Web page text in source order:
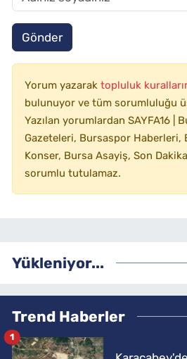
Gönder
Yorum yazarak topluluk
bulunuyor ve tüm sorumluluğu
Yazılan yorumlardan SAYFA16 |
Gazeteleri, Bursaspor Haberleri,
Konser, Bursa Asayiş, Son
sorumlu tutulamaz.
Yükleniyor...
Trend Haberler
1